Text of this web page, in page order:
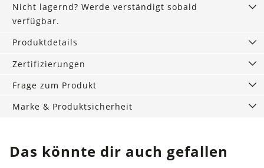
Bio,
Snowland
Menge
Nicht lagernd? Werde verständigt sobald
verfügbar.
Produktdetails
Zertifizierungen
Frage zum Produkt
Marke & Produktsicherheit
Das könnte dir auch gefallen